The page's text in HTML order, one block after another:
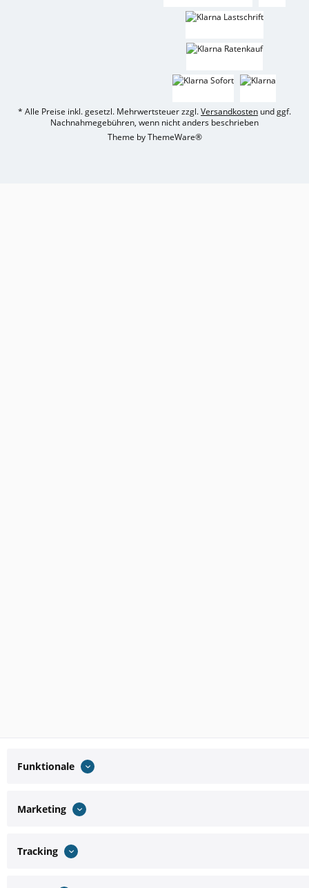
* Alle Preise inkl. gesetzl. Mehrwertsteuer zzgl.Versandkosten und ggf.
Nachnahmegebühren, wenn nicht anders beschrieben
Theme byThemeWare®
Funktionale
Marketing
Tracking